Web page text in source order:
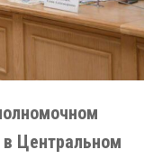
Центральном